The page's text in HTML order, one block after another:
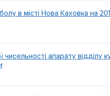
в місті Нова Каховка на
апарату відділу